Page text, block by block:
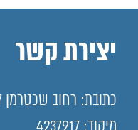
יצירת קשר
כתובת: רחוב שכטרמן 17, אזור תעשייה ישן נתניה.